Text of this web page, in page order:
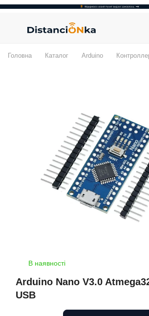
Головна Каталог Arduino
В наявності
Arduino Nano V3.0
USB